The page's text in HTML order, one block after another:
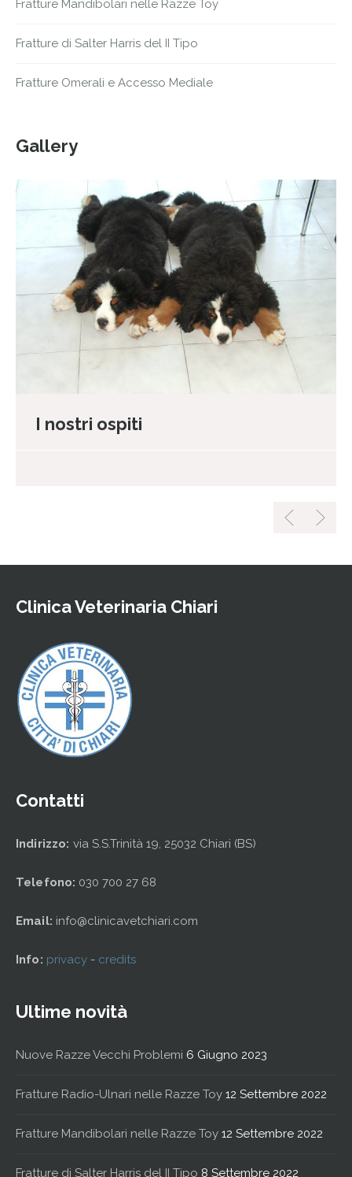
Fratture Mandibolari nelle Razze Toy
Fratture di Salter Harris del II Tipo
Fratture Omerali e Accesso Mediale
Gallery
I nostri ospiti
Clinica Veterinaria Chiari
Contatti
Indirizzo: via S.S.Trinità 19, 25032 Chiari (BS)
Telefono: 030 700 27 68
Email: info@clinicavetchiari.com
Info: privacy - credits
Ultime novità
Nuove Razze Vecchi Problemi 6 Giugno 2023
Fratture Radio-Ulnari nelle Razze Toy 12 Settembre 2022
Fratture Mandibolari nelle Razze Toy 12 Settembre 2022
Fratture di Salter Harris del II Tipo 8 Settembre 2022